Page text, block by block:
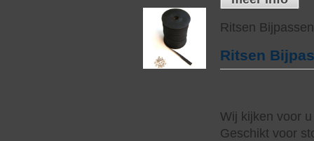
Ritsen
Ritsen
Wij kijken voor
Geschikt voor